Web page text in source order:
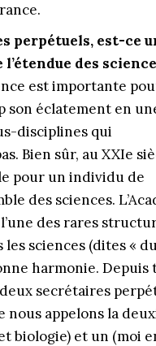
perpétuels, est-ce
des
est importante
son éclatement en
disciplines qui
Bien sûr, au XXIe
pour un individu de
des sciences.
des rares
sciences (dites «
harmonie. Depuis
secrétaires
nous appelons la
biologie) et un (moi